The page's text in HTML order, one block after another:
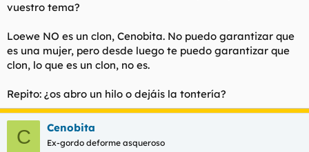
vuestro tema?
Loewe NO es un clon, Cenobita. No puedo garantizar que
es una mujer, pero desde luego te puedo garantizar que
clon, lo que es un clon, no es.
Repito: ¿os abro un hilo o dejáis la tontería?
C Cenobita
Ex-gordo deforme asqueroso